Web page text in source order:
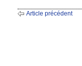
Article précédent